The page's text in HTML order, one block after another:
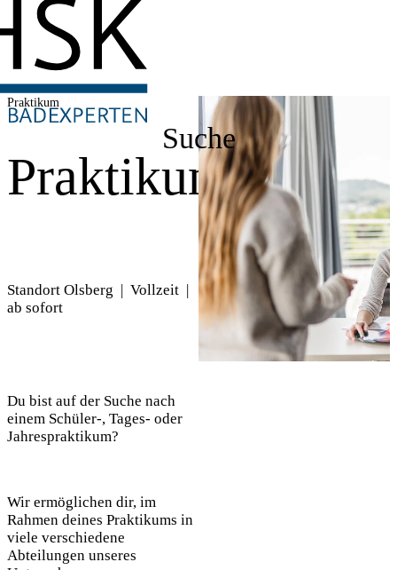
Suche
Praktikum
Praktikum
Standort Olsberg | Vollzeit |
ab sofort
Du bist auf der Suche nach
einem Schüler-, Tages- oder
Jahrespraktikum?
Wir ermöglichen dir, im
Rahmen deines Praktikums in
viele verschiedene
Abteilungen unseres